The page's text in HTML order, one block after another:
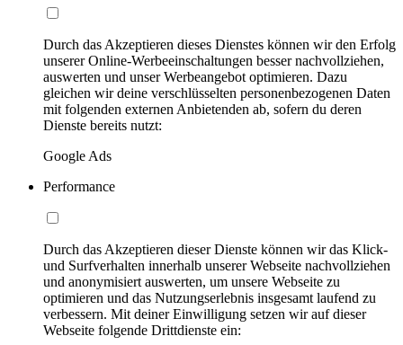
Durch das Akzeptieren dieses Dienstes können wir den Erfolg
unserer Online-Werbeeinschaltungen besser nachvollziehen,
auswerten und unser Werbeangebot optimieren. Dazu
gleichen wir deine verschlüsselten personenbezogenen Daten
mit folgenden externen Anbietenden ab, sofern du deren
Dienste bereits nutzt:
Google Ads
Performance
Durch das Akzeptieren dieser Dienste können wir das Klick-
und Surfverhalten innerhalb unserer Webseite nachvollziehen
und anonymisiert auswerten, um unsere Webseite zu
optimieren und das Nutzungserlebnis insgesamt laufend zu
verbessern. Mit deiner Einwilligung setzen wir auf dieser
Webseite folgende Drittdienste ein: